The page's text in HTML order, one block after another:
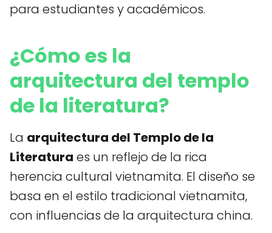
para estudiantes y académicos.
¿Cómo es la
arquitectura del templo
de la literatura?
La arquitectura del Templo de la
Literatura es un reflejo de la rica
herencia cultural vietnamita. El diseño se
basa en el estilo tradicional vietnamita,
con influencias de la arquitectura china.